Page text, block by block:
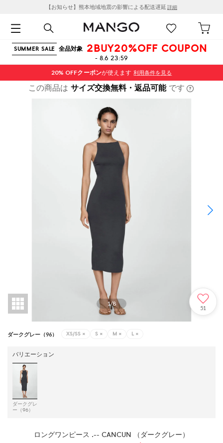
【お知らせ】熊本地域地震の影響による配送遅延 詳細
SUMMER SALE 全品対象 2BUY20%OFF COUPON
- 8.6 23:59
20% OFFクーポンが使えます 利用条件を見る
この商品は サイズ交換無料・返品可能 です
1/8
51
ダークグレー（96） XS/SS × S × M × L ×
バリエーション
ダークグレ
ー（96）
ロングワンピース .-- CANCUN （ダークグレー）